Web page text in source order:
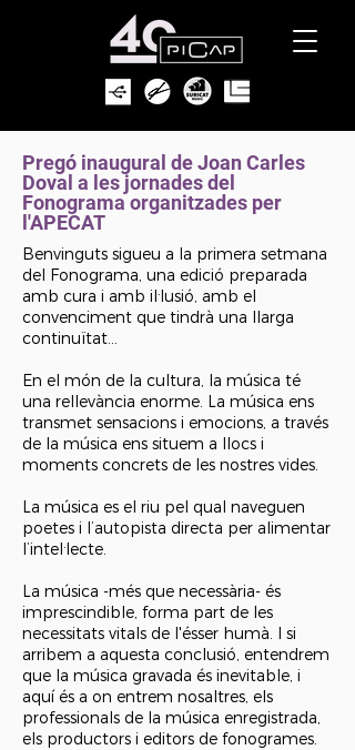
Pregó inaugural de Joan Carles
Doval a les jornades del
Fonograma organitzades per
l'APECAT
Benvinguts sigueu a la primera setmana
del Fonograma, una edició preparada
amb cura i amb il·lusió, amb el
convenciment que tindrà una llarga
continuïtat…
En el món de la cultura, la música té
una rellevància enorme. La música ens
transmet sensacions i emocions, a través
de la música ens situem a llocs i
moments concrets de les nostres vides.
La música es el riu pel qual naveguen
poetes i l’autopista directa per alimentar
l’intel·lecte.
La música -més que necessària- és
imprescindible, forma part de les
necessitats vitals de l'ésser humà. I si
arribem a aquesta conclusió, entendrem
que la música gravada és inevitable, i
aquí és a on entrem nosaltres, els
professionals de la música enregistrada,
els productors i editors de fonogrames.